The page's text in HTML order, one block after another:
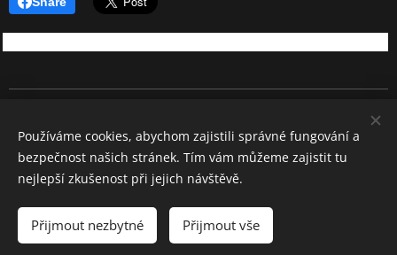
Všechna práva vyhrazena 2026
Cookies
Jazyky
Čeština
English
Používáme cookies, abychom zajistili správné fungování a
bezpečnost našich stránek. Tím vám můžeme zajistit tu
nejlepší zkušenost při jejich návštěvě.
Přijmout nezbytné Přijmout vše